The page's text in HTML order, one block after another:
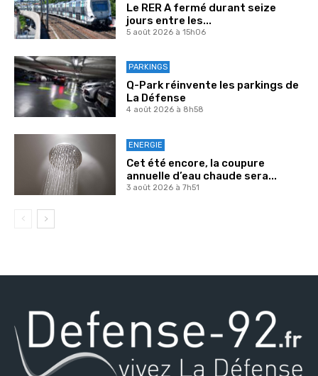
Le RER A fermé durant seize
jours entre les...
5 août 2026 à 15h06
PARKINGS
Q-Park réinvente les parkings de
La Défense
4 août 2026 à 8h58
ENERGIE
Cet été encore, la coupure
annuelle d’eau chaude sera...
3 août 2026 à 7h51